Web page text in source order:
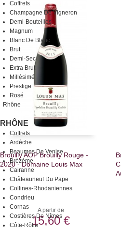
Coffrets
Champagne De Vigneron
Demi-Bouteilles
Magnum
Blanc De Blanc
Brut
Demi-Sec
Extra Brut
Millésimé
Prestige
Rosé
Rhône
RHÔNE
Coffrets
Ardèche
Beaumes De Venise
Brézème
Cairanne
Châteauneuf Du Pape
Collines-Rhodaniennes
Condrieu
Cornas
Costières De Nîmes
Côte-Rôtie
Brouilly AOP Brouilly Rouge -
2020 - Domaine Louis Max
A partir de
15,60 €